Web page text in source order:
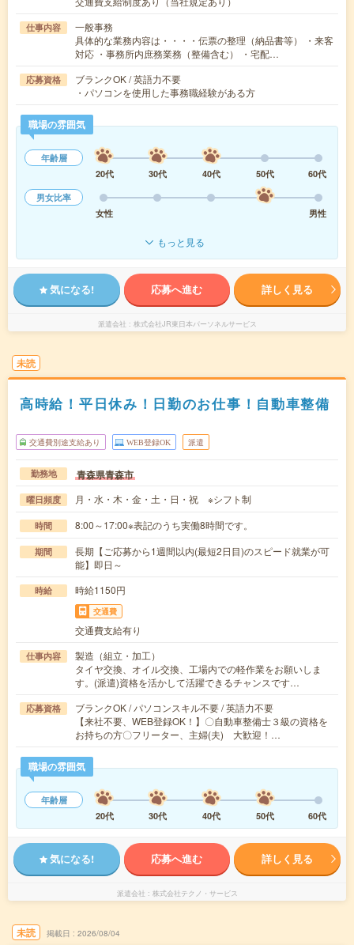
仕事内容
一般事務
具体的な業務内容は・・・・伝票の整理（納品書等） ・来客
対応 ・事務所内庶務業務（整備含む） ・宅配…
応募資格
ブランクOK / 英語力不要
・パソコンを使用した事務職経験がある方
職場の雰囲気
年齢層
20代
30代 40代 50代
60代
男女比率
女性
男性
もっと見る
気になる! 応募へ進む 詳しく見る
派遣会社 株式会社JR東日本パーソネルサービス
未読
高時給！平日休み！日勤のお仕事！自動車整備
交通費別途支給あり WEB登録OK 派遣
勤務地 青森県青森市
曜日頻度 月・水・木・金・土・日・祝 ※シフト制
時間 8:00～17:00※表記のうち実働8時間です。
期間
長期【ご応募から1週間以内(最短2日目)のスピード就業が可
能】即日～
時給 時給1150円
交通費
交通費支給有り
仕事内容
製造（組立・加工）
タイヤ交換、オイル交換、工場内での軽作業をお願いしま
す。(派遣)資格を活かして活躍できるチャンスです…
応募資格
ブランクOK / パソコンスキル不要 / 英語力不要
【来社不要、WEB登録OK！】〇自動車整備士３級の資格を
お持ちの方〇フリーター、主婦(夫) 大歓迎！…
職場の雰囲気
年齢層
20代
30代 40代 50代 60代
気になる! 応募へ進む 詳しく見る
派遣会社 株式会社テクノ・サービス
未読 掲載日 2026/08/04